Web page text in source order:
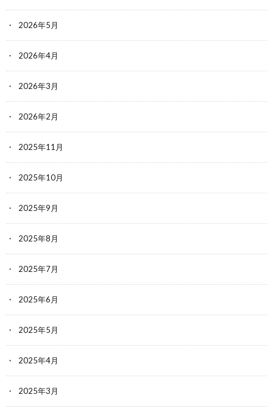
2026年5月
2026年4月
2026年3月
2026年2月
2025年11月
2025年10月
2025年9月
2025年8月
2025年7月
2025年6月
2025年5月
2025年4月
2025年3月